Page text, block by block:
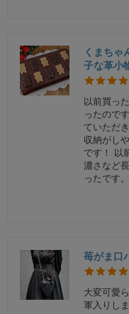
くまちゃ
子な革小
以前買っ
ったので
ていただ
収納がし
です！ 以
濃さなど
ったです
苺がま口
大変可愛
軍入りし